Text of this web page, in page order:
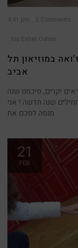
4:41 pm 2 Comments
Iris Eshet Cohen
במוזיאון תל
אביב
יקרים, סיכמנו שנה
שנה חדשה ! אני
מנסה לסכם את
21
FEB